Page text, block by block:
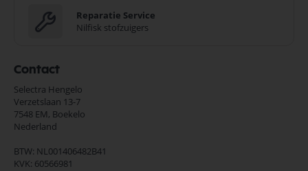
Reparatie Service
Nilfisk stofzuigers
Contact
Selectra Hengelo
Verzetslaan 13-7
7548 EM, Boekelo
Nederland
BTW: NL001406482B41
KVK: 60566981